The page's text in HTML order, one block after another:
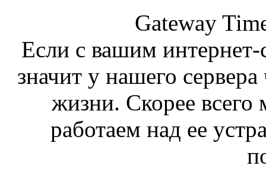
Gateway
Если с вашим интернет-
значит у нашего
жизни. Скорее
работаем над ее